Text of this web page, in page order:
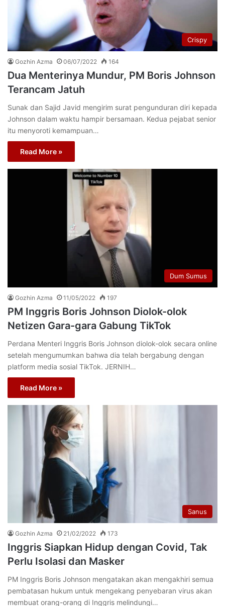
Crispy
Gozhin Azma 06/07/2022 164
Dua Menterinya Mundur, PM Boris Johnson
Terancam Jatuh
Sunak dan Sajid Javid mengirim surat pengunduran diri kepada
Johnson dalam waktu hampir bersamaan. Kedua pejabat senior
itu menyoroti kemampuan…
Read More »
Dum Sumus
Gozhin Azma 11/05/2022 197
PM Inggris Boris Johnson Diolok-olok
Netizen Gara-gara Gabung TikTok
Perdana Menteri Inggris Boris Johnson diolok-olok secara online
setelah mengumumkan bahwa dia telah bergabung dengan
platform media sosial TikTok. JERNIH…
Read More »
Sanus
Gozhin Azma 21/02/2022 173
Inggris Siapkan Hidup dengan Covid, Tak
Perlu Isolasi dan Masker
PM Inggris Boris Johnson mengatakan akan mengakhiri semua
pembatasan hukum untuk mengekang penyebaran virus akan
membuat orang-orang di Inggris melindungi…